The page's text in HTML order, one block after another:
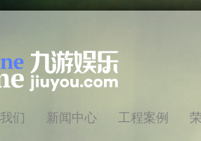
们 新闻中心 工程案例